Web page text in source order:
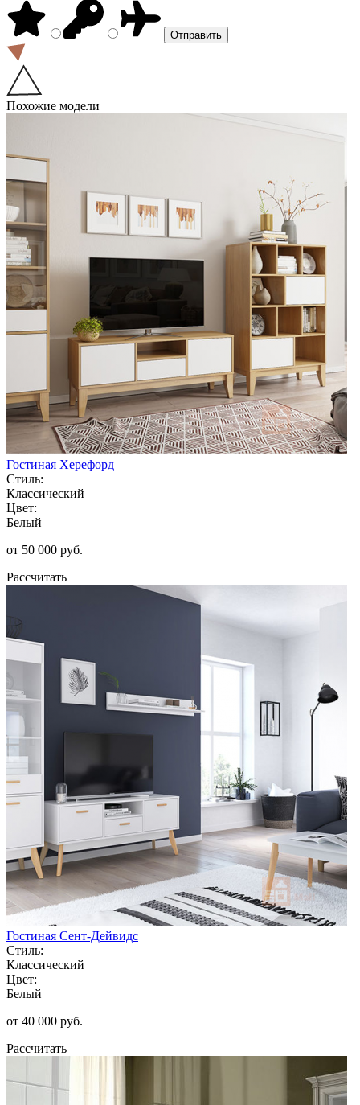
Похожие модели
Гостиная Херефорд
Стиль:
Классический
Цвет:
Белый
от 50 000 руб.
Рассчитать
Гостиная Сент-Дейвидс
Стиль:
Классический
Цвет:
Белый
от 40 000 руб.
Рассчитать